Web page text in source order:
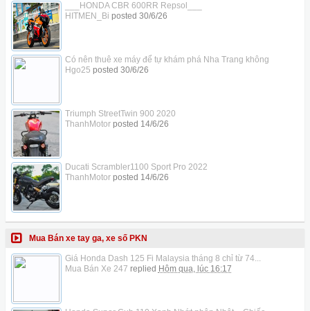
___HONDA CBR 600RR Repsol___
HITMEN_Bi posted 30/6/26
Có nên thuê xe máy để tự khám phá Nha Trang không
Hgo25 posted 30/6/26
Triumph StreetTwin 900 2020
ThanhMotorposted 14/6/26
Ducati Scrambler1100 Sport Pro 2022
ThanhMotorposted 14/6/26
Mua Bán xe tay ga, xe số PKN
Giá Honda Dash 125 Fi Malaysia tháng 8 chỉ từ 74...
Mua Bán Xe 247 replied Hôm qua, lúc 16:17